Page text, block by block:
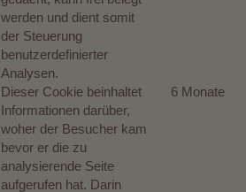
werden und dient somit
der Steuerung
benutzerdefinierter
Analysen.
Dieser Cookie beinhaltet
Informationen darüber,
woher der Besucher kam
bevor er die zu
analysierende Seite
aufgerufen hat. Darin
6 Monate